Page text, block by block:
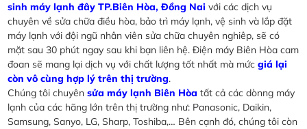
sinh máy lạnh đây TP.Biên Hòa, Đồng Nai với các dịch vụ
chuyên về sửa chữa điều hòa, bảo trì máy lạnh, vệ sinh và lắp đặt
máy lạnh với đội ngũ nhân viên sửa chữa chuyên nghiêp, sẽ có
mặt sau 30 phút ngay sau khi bạn liên hệ. Điện máy Biên Hòa cam
đoan sẽ mang lại dịch vụ với chất lượng tốt nhất mà mứcgiá lại
còn vô cùng hợp lý trên thị trường.
Chúng tôi chuyênsửa máy lạnh Biên Hòa tất cả các dònng máy
lạnh của các hãng lớn trên thị trường như: Panasonic, Daikin,
Samsung, Sanyo, LG, Sharp, Toshiba,… Bên cạnh đó, chúng tôi còn